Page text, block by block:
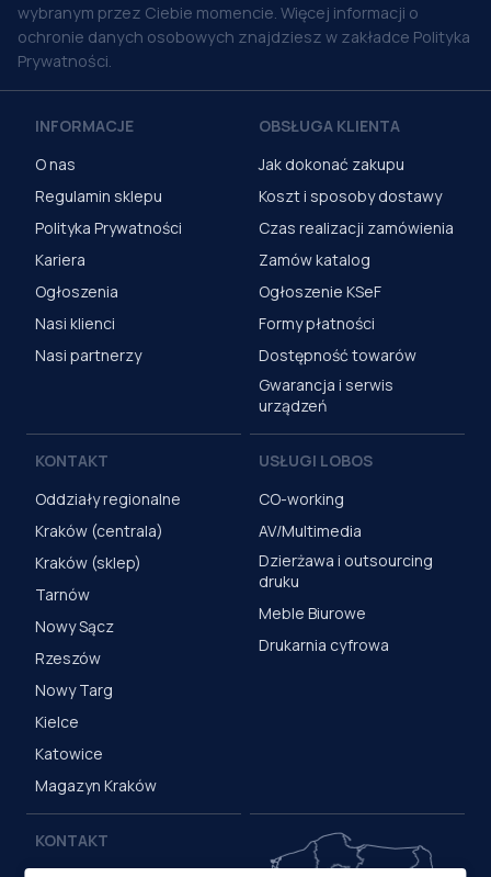
wybranym przez Ciebie momencie. Więcej informacji o
ochronie danych osobowych znajdziesz w zakładce Polityka
Prywatności.
INFORMACJE
O nas
Regulamin sklepu
Polityka Prywatności
Kariera
Ogłoszenia
Nasi klienci
Nasi partnerzy
OBSŁUGA KLIENTA
Jak dokonać zakupu
Koszt i sposoby dostawy
Czas realizacji zamówienia
Zamów katalog
Ogłoszenie KSeF
Formy płatności
Dostępność towarów
Gwarancja i serwis
urządzeń
KONTAKT
Oddziały regionalne
Kraków (centrala)
Kraków (sklep)
Tarnów
Nowy Sącz
Rzeszów
Nowy Targ
Kielce
Katowice
Magazyn Kraków
USŁUGI LOBOS
CO-working
AV/Multimedia
Dzierżawa i outsourcing
druku
Meble Biurowe
Drukarnia cyfrowa
KONTAKT